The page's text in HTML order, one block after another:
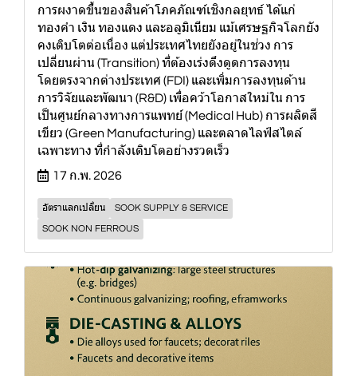
การผงาดขึ้นของสินค้าโภคภัณฑ์เชิงกลยุทธ์ ได้แก่
ทองคำ เงิน ทองแดง และอลูมิเนียม แม้เศรษฐกิจโลกยัง
คงเติบโตต่อเนื่อง แต่ประเทศไทยยังอยู่ในช่วง การ
เปลี่ยนผ่าน (Transition) ที่ต้องเร่งดึงดูดการลงทุน
โดยตรงจากต่างประเทศ (FDI) และเพิ่มการลงทุนด้าน
การวิจัยและพัฒนา (R&D) เพื่อคว้าโอกาสใหม่ใน การ
เป็นศูนย์กลางทางการแพทย์ (Medical Hub) การผลิตสี
เขียว (Green Manufacturing) และตลาดไลฟ์สไตล์
เฉพาะทาง ที่กำลังเติบโตอย่างรวดเร็ว
17 ก.พ. 2026
อัตราแลกเปลี่ยน
SOOK SUPPLY & SERVICE
SOOK NON FERROUS